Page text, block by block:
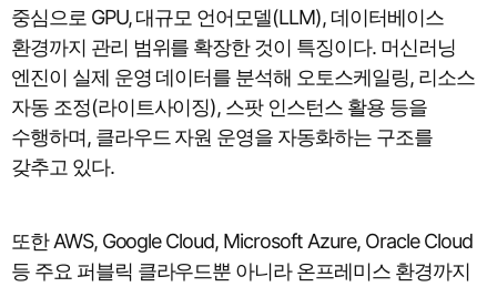
중심으로 GPU, 대규모 언어모델(LLM), 데이터베이스
환경까지 관리 범위를 확장한 것이 특징이다. 머신러닝
엔진이 실제 운영 데이터를 분석해 오토스케일링, 리소스
자동 조정(라이트사이징), 스팟 인스턴스 활용 등을
수행하며, 클라우드 자원 운영을 자동화하는 구조를
갖추고 있다.
또한 AWS, Google Cloud, Microsoft Azure, Oracle Cloud
등 주요 퍼블릭 클라우드뿐 아니라 온프레미스 환경까지